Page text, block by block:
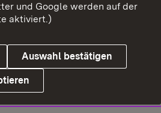
und Google werden auf der
aktiviert.)
Auswahl bestätigen